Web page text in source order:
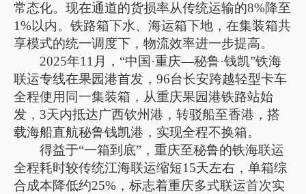
常态化。现在通道的货损率从传统运输的8%降至
1%以内。铁路箱下水、海运箱下地，在集装箱共
享模式的统一调度下，物流效率进一步提高。
2025年11月，“中国·重庆—秘鲁·钱凯”铁海
联运专线在果园港首发，96台长安跨越轻型卡车
全程使用同一集装箱，从重庆果园港铁路站始
发，3天内抵达广西钦州港，转驳船至香港，搭
载海船直航秘鲁钱凯港，实现全程不换箱。
得益于“一箱到底”，重庆至秘鲁的铁海联运
全程耗时较传统江海联运缩短15天左右，单箱综
合成本降低约25%，标志着重庆多式联运首次实